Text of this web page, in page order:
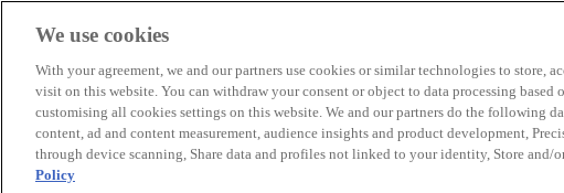
Biosphere Şirketlerini
Değerlendirmeyi nasıl yapıyoruz
Biz kimiz
TR
English
We use cookies
With your agreement, we and our partners use cookies or similar technologies to store,
visit on this website. You can withdraw your consent or object to data processing
customising all cookies settings on this website. We and our partners do the following
content, ad and content measurement, audience insights and product development,
through device scanning, Share data and profiles not linked to your identity, Store and/
Policy